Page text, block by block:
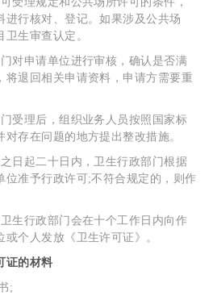
进行核对、登记。如果涉及公共场
生审查认定。
申请单位进行审核，确认是否满
将退回相关申请资料，申请方需要重
理后，组织业务人员按照国家标
存在问题的地方提出整改措施。
起二十日内，卫生行政部门根据
位准予行政许可;不符合规定的，则作
行政部门会在十个工作日内向作
个人发放《卫生许可证》。
的材料
;